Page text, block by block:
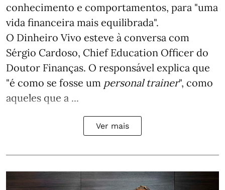
conhecimento e comportamentos, para "uma
vida financeira mais equilibrada".
O Dinheiro Vivo esteve à conversa com
Sérgio Cardoso, Chief Education Officer do
Doutor Finanças. O responsável explica que
"é como se fosse um personal trainer", como
aqueles que a ...
Ver mais